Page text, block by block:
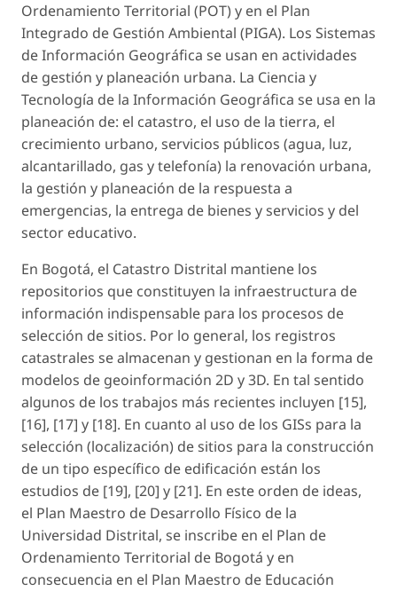
Ordenamiento Territorial (POT) y en el Plan
Integrado de Gestión Ambiental (PIGA). Los Sistemas
de Información Geográfica se usan en actividades
de gestión y planeación urbana. La Ciencia y
Tecnología de la Información Geográfica se usa en la
planeación de: el catastro, el uso de la tierra, el
crecimiento urbano, servicios públicos (agua, luz,
alcantarillado, gas y telefonía) la renovación urbana,
la gestión y planeación de la respuesta a
emergencias, la entrega de bienes y servicios y del
sector educativo.
En Bogotá, el Catastro Distrital mantiene los
repositorios que constituyen la infraestructura de
información indispensable para los procesos de
selección de sitios. Por lo general, los registros
catastrales se almacenan y gestionan en la forma de
modelos de geoinformación 2D y 3D. En tal sentido
algunos de los trabajos más recientes incluyen [15],
[16], [17] y [18]. En cuanto al uso de los GISs para la
selección (localización) de sitios para la construcción
de un tipo específico de edificación están los
estudios de [19], [20] y [21]. En este orden de ideas,
el Plan Maestro de Desarrollo Físico de la
Universidad Distrital, se inscribe en el Plan de
Ordenamiento Territorial de Bogotá y en
consecuencia en el Plan Maestro de Educación